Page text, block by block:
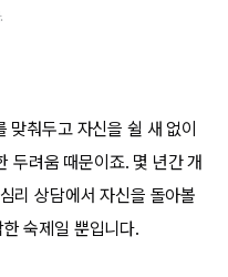
춰두고 자신을 쉴 새 없이
두려움 때문이죠. 몇 년간 개
리 상담에서 자신을 돌아볼
숙제일 뿐입니다.